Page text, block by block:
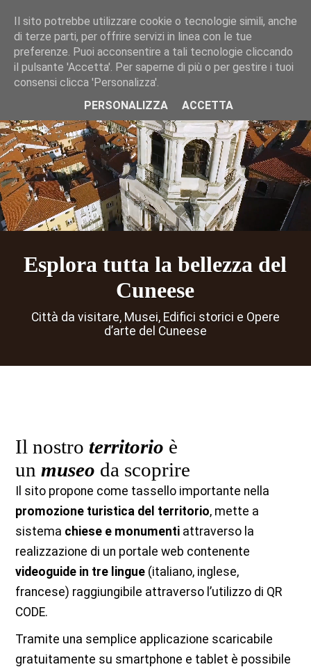
FR DE IT EN LIS
Esplora tutta la bellezza del
Cuneese
Città da visitare, Musei, Edifici storici e Opere
d’arte del Cuneese
Il nostro territorio è
unmuseo da scoprire
Il sito propone come tassello importante nella
promozione turistica del territorio, mette a
sistema chiese e monumenti attraverso la
realizzazione di un portale web contenente
videoguide in tre lingue (italiano, inglese,
francese) raggiungibile attraverso l’utilizzo di QR
CODE.
Tramite una semplice applicazione scaricabile
gratuitamente su smartphone e tablet è possibile
Il sito potrebbe utilizzare cookie o tecnologie simili, anche
di terze parti, per offrire servizi in linea con le tue
preferenze. Puoi acconsentire a tali tecnologie cliccando
il pulsante 'Accetta'. Per saperne di più o per gestire i tuoi
consensi clicca 'Personalizza'.
PERSONALIZZA
ACCETTA